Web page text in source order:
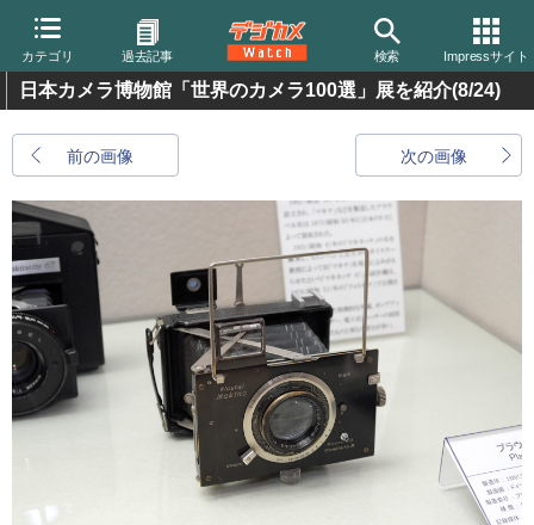
カテゴリ 過去記事 検索 Impressサイト
日本カメラ博物館「世界のカメラ100選」展を紹介(8/24)
前の画像 次の画像